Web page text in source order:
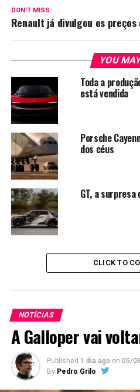
DON'T MISS
Renault já divulgou os
YOU
Toda a
está vendida
Porsche
dos céus
GT, a surpresa
CLICK TO
NOTÍCIAS
A Galloper vai
Published 1 dia ago on 05/
By Pedro Grilo